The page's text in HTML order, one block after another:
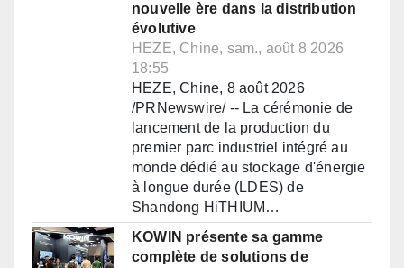
nouvelle ère dans la distribution
évolutive
HEZE, Chine, sam., août 8 2026
18:55
HEZE, Chine, 8 août 2026
/PRNewswire/ -- La cérémonie de
lancement de la production du
premier parc industriel intégré au
monde dédié au stockage d'énergie
à longue durée (LDES) de
Shandong HiTHIUM…
KOWIN présente sa gamme
complète de solutions de